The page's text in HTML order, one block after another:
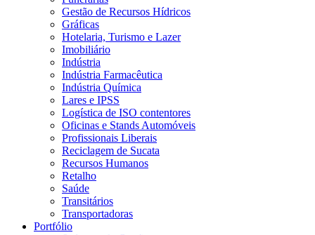
Gestão de Recursos Hídricos
Gráficas
Hotelaria, Turismo e Lazer
Imobiliário
Indústria
Indústria Farmacêutica
Indústria Química
Lares e IPSS
Logística de ISO contentores
Oficinas e Stands Automóveis
Profissionais Liberais
Reciclagem de Sucata
Recursos Humanos
Retalho
Saúde
Transitários
Transportadoras
Portfólio